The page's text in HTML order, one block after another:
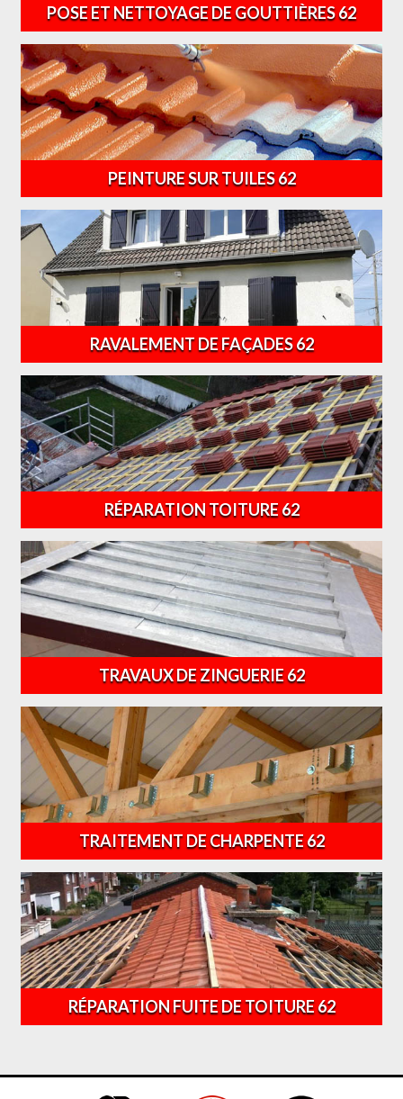
POSE ET NETTOYAGE DE GOUTTIÈRES 62
PEINTURE SUR TUILES 62
RAVALEMENT DE FAÇADES 62
RÉPARATION TOITURE 62
TRAVAUX DE ZINGUERIE 62
TRAITEMENT DE CHARPENTE 62
RÉPARATION FUITE DE TOITURE 62